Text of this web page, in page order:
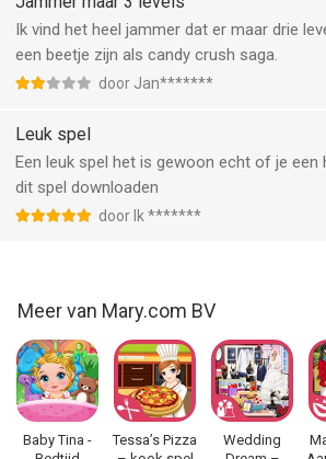
Ik vind het heel jammer dat er maar drie
een beetje zijn als candy crush saga.
door Jan*******
Leuk spel
Een leuk spel het is gewoon echt of je een
dit spel downloaden
door Ik *******
Meer van Mary.com BV
Baby Tina -
Tessa’s Pizza
Wedding